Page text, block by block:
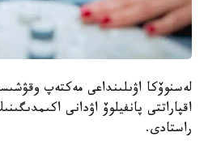
لەسنوۆكا اۋىلىنداعى مەكتەپ
اقپاراتتى پانفيلوۆ اۋدانى
راستادى.